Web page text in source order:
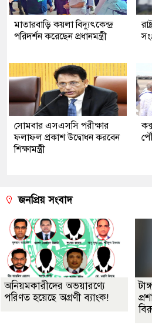
মাতারবাড়ি কয়লা বিদ্যুৎকেন্দ্র
পরিদর্শন করেছেন প্রধানমন্ত্রী
সোমবার এসএসসি পরীক্ষার
ফলাফল প্রকাশ উদ্বোধন করবেন
শিক্ষামন্ত্রী
জনপ্রিয় সংবাদ
অনিয়মকারীদের অভয়ারণ্যে
পরিণত হয়েছে অগ্রণী ব্যাংক!